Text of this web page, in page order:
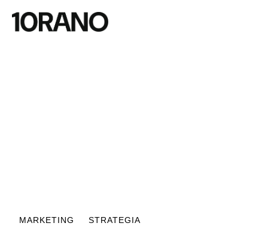
MARKETING STRATEGIA